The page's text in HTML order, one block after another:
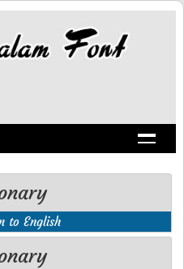
to English